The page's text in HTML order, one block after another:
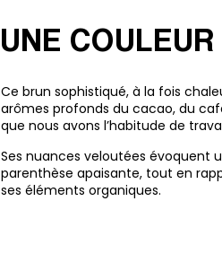
UNE
Ce brun sophistiqué, à la fois
arômes profonds du cacao, du
que nous avons l’habitude de
Ses nuances veloutées évoquent
parenthèse apaisante, tout en
ses éléments organiques.